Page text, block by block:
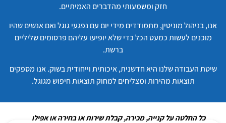
חזק ומשמעותי מהדברים האמיתיים.
אנו, בניהול מוניטין, מתמודדים מידי יום עם נפגעי גוגל ואם אנשים שהיו
מוכנים לעשות כמעט הכל כדי שלא יופיעו עליהם פרסומים שליליים
ברשת.
שיטת העבודה שלנו היא חדשנית, איכותית וייחודית בשוק. אנו מספקים
תוצאות מהירות ומצליחים למחוק תוצאות חיפוש מגוגל.
כל החלטה על קנייה, מכירה, קבלת שירות או בחירה או אפילו